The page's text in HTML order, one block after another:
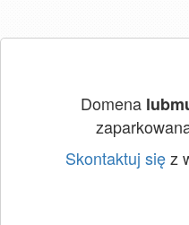
Domena
Skontaktuj sięz